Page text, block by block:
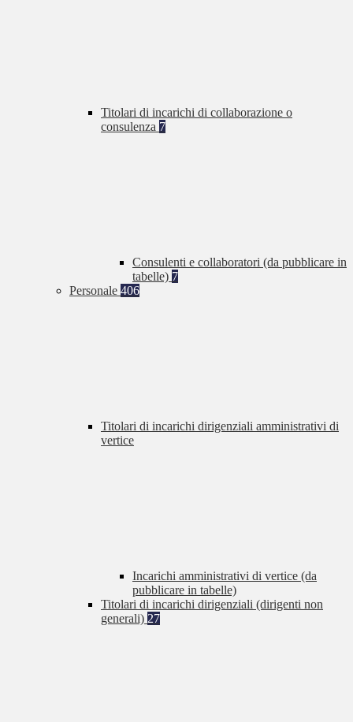
Titolari di incarichi di collaborazione o
consulenza 7
Consulenti e collaboratori (da pubblicare in
tabelle) 7
Personale 406
Titolari di incarichi dirigenziali amministrativi di
vertice
Incarichi amministrativi di vertice (da
pubblicare in tabelle)
Titolari di incarichi dirigenziali (dirigenti non
generali) 27